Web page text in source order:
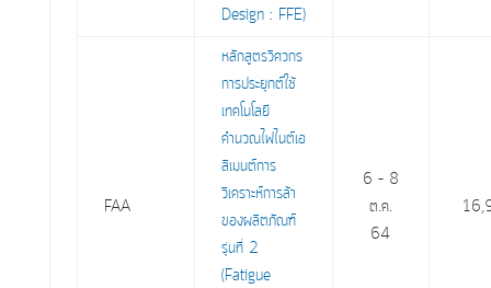
Design : FFE)
FAA
หลักสูตรวิศวกร
การประยุกต์ใช้
เทคโนโลยี
คำนวณไฟไนต์เอ
ลิเมนต์การ
วิเคราะห์การล้า
ของผลิตภัณฑ์
รุ่นที่ 2
(Fatigue
6 – 8
ต.ค.
64